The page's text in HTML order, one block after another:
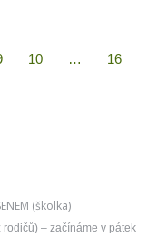
10 …
16
(školka)
– začínáme v pátek